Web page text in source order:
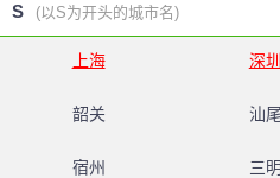
S (以S为开头的城市名)
上海 深圳
韶关 汕尾
宿州 三明